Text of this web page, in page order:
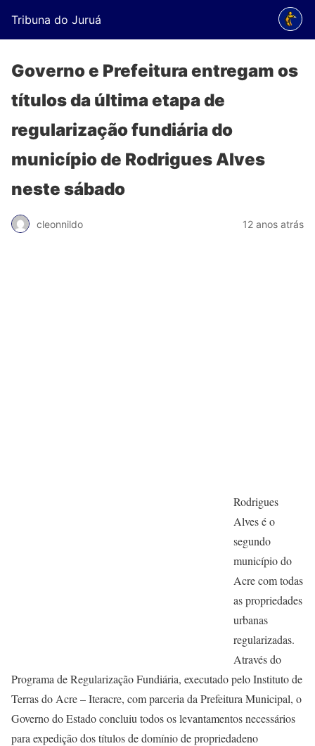
Tribuna do Juruá
Governo e Prefeitura entregam os
títulos da última etapa de
regularização fundiária do
município de Rodrigues Alves
neste sábado
cleonnildo 12 anos atrás
Rodrigues
Alves é o
segundo
município do
Acre com todas
as propriedades
urbanas
regularizadas.
Através do
Programa de Regularização Fundiária, executado pelo Instituto de
Terras do Acre – Iteracre, com parceria da Prefeitura Municipal, o
Governo do Estado concluiu todos os levantamentos necessários
para expedição dos títulos de domínio de propriedadeno